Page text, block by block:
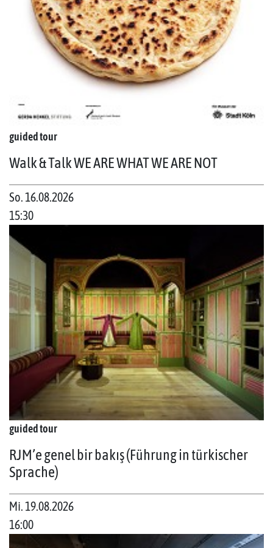
guided tour
Walk & Talk WE ARE WHAT WE ARE NOT
So. 16.08.2026
15:30
guided tour
RJM’e genel bir bakış (Führung in türkischer
Sprache)
Mi. 19.08.2026
16:00